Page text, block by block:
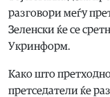
разговори меѓу
Зеленски ќе се
Укринформ.
Како што претходно
претседатели ќе